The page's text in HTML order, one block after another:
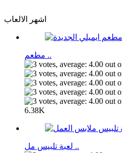
اشهر الالعاب
مطعم ..
6.38K
لعبة تلبيس مل ..